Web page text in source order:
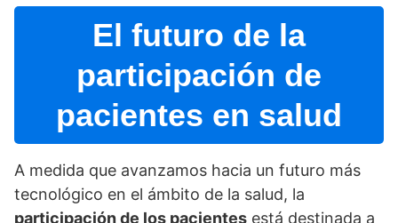
El futuro de la
participación de
pacientes en salud
A medida que avanzamos hacia un futuro más
tecnológico en el ámbito de la salud, la
participación de los pacientes está destinada a